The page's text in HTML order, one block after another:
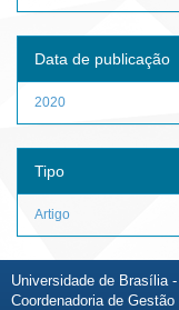
Data de publicação
2020
Tipo
Artigo
Universidade de Brasília
Coordenadoria de